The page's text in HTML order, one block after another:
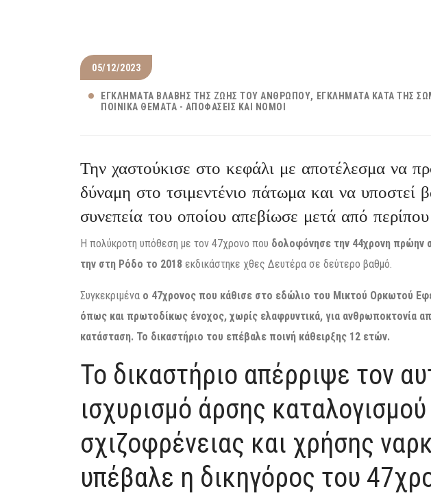
05/12/2023
ΕΓΚΛΉΜΑΤΑ ΒΛΆΒΗΣ ΤΗΣ ΖΩΉΣ ΤΟΥ ΑΝΘΡΏΠΟΥ
ΕΓΚΛΉΜΑΤΑ ΚΑΤΆ ΤΗΣ
ΠΟΙΝΙΚΆ ΘΈΜΑΤΑ - ΑΠΟΦΆΣΕΙΣ ΚΑΙ ΝΌΜΟΙ
Την χαστούκισε στο κεφάλι με αποτέλεσμα να
δύναμη στο τσιμεντένιο πάτωμα και να υποστεί
συνεπεία του οποίου απεβίωσε μετά από
Η πολύκροτη υπόθεση με τον 47χρονο που δολοφόνησε την 44χρονη πρώην
την στη Ρόδο το 2018 εκδικάστηκε χθες Δευτέρα σε δεύτερο βαθμό.
Συγκεκριμένα ο 47χρονος που κάθισε στο εδώλιο του Μικτού Ορκωτού
όπως και πρωτοδίκως ένοχος, χωρίς ελαφρυντικά, για ανθρωποκτονία
κατάσταση. Το δικαστήριο του επέβαλε ποινή κάθειρξης 12 ετών.
Το δικαστήριο απέρριψε τον
ισχυρισμό άρσης
σχιζοφρένειας και χρήσης
υπέβαλε η δικηγόρος του